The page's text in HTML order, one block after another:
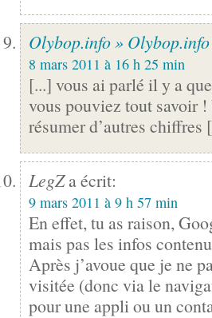
Olybop.info »
8 mars 2011 à 16 h 25 min
[...] vous ai parlé il y a
vous pouviez tout savoir
résumer d’autres chiffres
LegZa écrit:
9 mars 2011 à 9 h 57 min
En effet, tu as raison,
mais pas les infos
Après j’avoue que je ne
visitée (donc via le
pour une appli ou un